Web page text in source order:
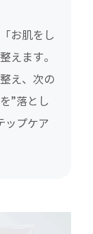
お肌をし
えます。
え、次の
”落とし
ップケア